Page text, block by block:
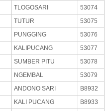
TLOGOSARI
53074
TUTUR
53075
PUNGGING
53076
KALIPUCANG
53077
SUMBER PITU
53078
NGEMBAL
53079
ANDONO SARI
B8932
KALI PUCANG
B8933